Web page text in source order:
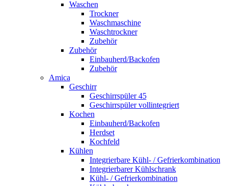
Waschen
Trockner
Waschmaschine
Waschtrockner
Zubehör
Zubehör
Einbauherd/Backofen
Zubehör
Amica
Geschirr
Geschirrspüler 45
Geschirrspüler vollintegriert
Kochen
Einbauherd/Backofen
Herdset
Kochfeld
Kühlen
Integrierbare Kühl- / Gefrierkombination
Integrierbarer Kühlschrank
Kühl- / Gefrierkombination